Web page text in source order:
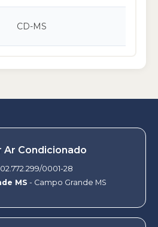
CD-MS
Ar Condicionado
0001-28
MS - Campo Grande MS